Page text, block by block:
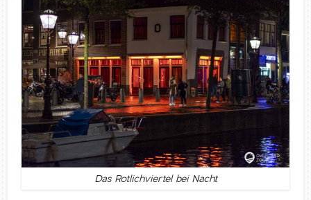
Das Rotlichviertel bei Nacht